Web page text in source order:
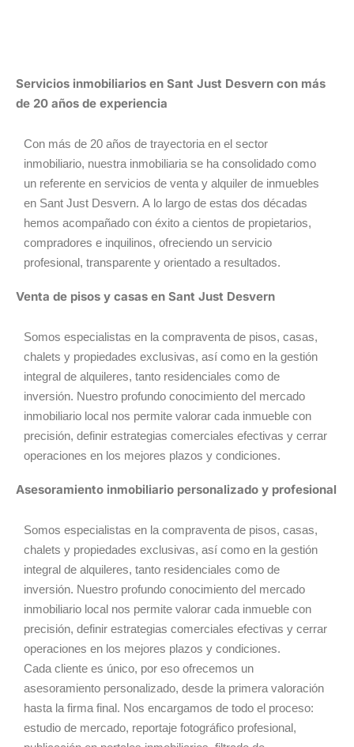
Servicios inmobiliarios en Sant Just Desvern con más
de 20 años de experiencia
Con más de 20 años de trayectoria en el sector
inmobiliario, nuestra inmobiliaria se ha consolidado como
un referente en servicios de venta y alquiler de inmuebles
en Sant Just Desvern. A lo largo de estas dos décadas
hemos acompañado con éxito a cientos de propietarios,
compradores e inquilinos, ofreciendo un servicio
profesional, transparente y orientado a resultados.
Venta de pisos y casas en Sant Just Desvern
Somos especialistas en la compraventa de pisos, casas,
chalets y propiedades exclusivas, así como en la gestión
integral de alquileres, tanto residenciales como de
inversión. Nuestro profundo conocimiento del mercado
inmobiliario local nos permite valorar cada inmueble con
precisión, definir estrategias comerciales efectivas y cerrar
operaciones en los mejores plazos y condiciones.
Asesoramiento inmobiliario personalizado y profesional
Somos especialistas en la compraventa de pisos, casas,
chalets y propiedades exclusivas, así como en la gestión
integral de alquileres, tanto residenciales como de
inversión. Nuestro profundo conocimiento del mercado
inmobiliario local nos permite valorar cada inmueble con
precisión, definir estrategias comerciales efectivas y cerrar
operaciones en los mejores plazos y condiciones.
Cada cliente es único, por eso ofrecemos un
asesoramiento personalizado, desde la primera valoración
hasta la firma final. Nos encargamos de todo el proceso:
estudio de mercado, reportaje fotográfico profesional,